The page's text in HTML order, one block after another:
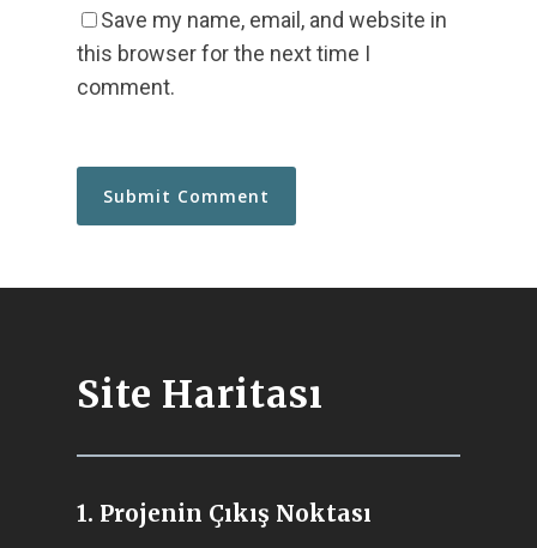
Save my name, email, and website in
this browser for the next time I
comment.
Site Haritası
1. Projenin Çıkış Noktası